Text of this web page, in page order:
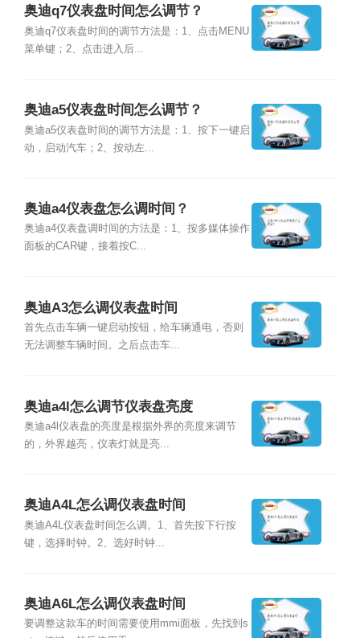
奥迪q7仪表盘时间怎么调节？
奥迪q7仪表盘时间的调节方法是：1、点击MENU
菜单键；2、点击进入后...
奥迪a5仪表盘时间怎么调节？
奥迪a5仪表盘时间的调节方法是：1、按下一键启
动，启动汽车；2、按动左...
奥迪a4仪表盘怎么调时间？
奥迪a4仪表盘调时间的方法是：1、按多媒体操作
面板的CAR键，接着按C...
奥迪A3怎么调仪表盘时间
首先点击车辆一键启动按钮，给车辆通电，否则
无法调整车辆时间。之后点击车...
奥迪a4l怎么调节仪表盘亮度
奥迪a4l仪表盘的亮度是根据外界的亮度来调节
的，外界越亮，仪表灯就是亮...
奥迪A4L怎么调仪表盘时间
奥迪A4L仪表盘时间怎么调。1、首先按下行按
键，选择时钟。2、选好时钟...
奥迪A6L怎么调仪表盘时间
要调整这款车的时间需要使用mmi面板，先找到s